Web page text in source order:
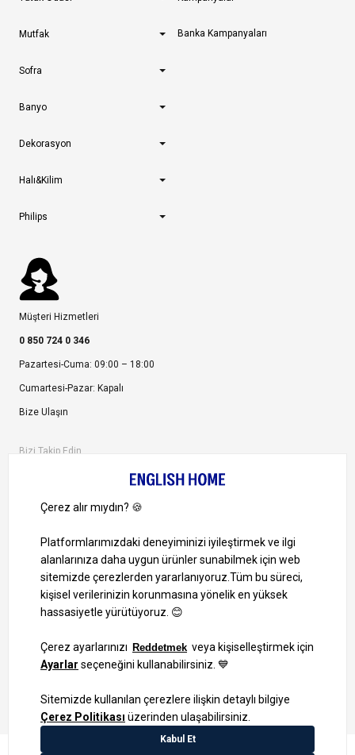
Mutfak
Sofra
Banyo
Dekorasyon
Halı&Kilim
Philips
Banka Kampanyaları
Müşteri Hizmetleri
0 850 724 0 346
Pazartesi-Cuma: 09:00 – 18:00
Cumartesi-Pazar: Kapalı
Bize Ulaşın
Bizi Takip Edin
1000 TL ve Üzeri Alışverişlerinizde Kargo Bedava!
Bilgi Toplum Hizmetleri
KVKK Veri İşleme Politikamız
Site Haritası